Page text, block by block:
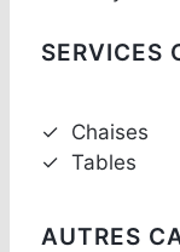
SERVICES
✓ Chaises
✓ Tables
AUTRES